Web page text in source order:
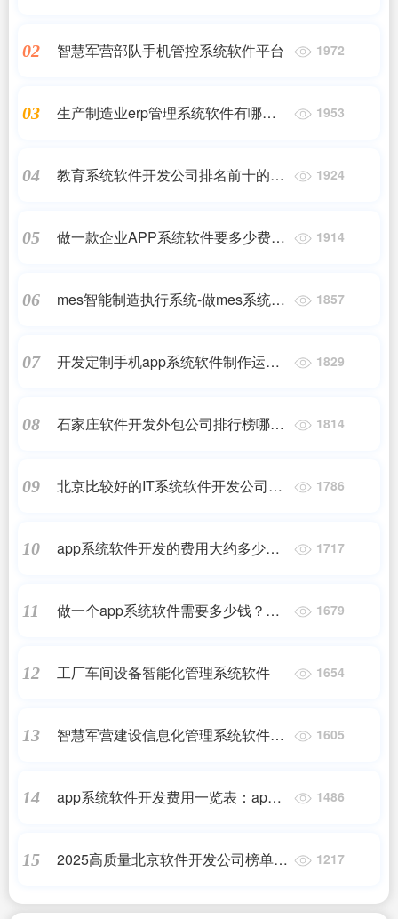
02 智慧军营部队手机管控系统软件平台 1972
03
生产制造业erp管理系统软件有哪些
1953
04
教育系统软件开发公司排名前十的有
1924
05
做一款企业APP系统软件要多少费
1914
06
mes智能制造执行系统-做mes系统软
1857
07
开发定制手机app系统软件制作运营
1829
08
石家庄软件开发外包公司排行榜哪家
1814
09
北京比较好的IT系统软件开发公司有
1786
10
app系统软件开发的费用大约多少？
1717
11
做一个app系统软件需要多少钱？几
1679
12 工厂车间设备智能化管理系统软件 1654
13
智慧军营建设信息化管理系统软件平
1605
14
app系统软件开发费用一览表：app开
1486
15
2025高质量北京软件开发公司榜单，
1217